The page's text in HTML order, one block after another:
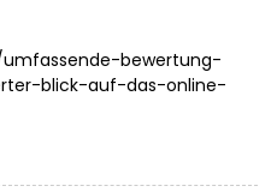
bewertung-
blick-auf-das-online-